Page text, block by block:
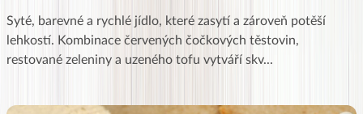
Syté, barevné a rychlé jídlo, které zasytí a zároveň potěší
lehkostí. Kombinace červených čočkových těstovin,
restované zeleniny a uzeného tofu vytváří skv...